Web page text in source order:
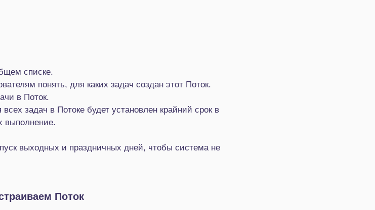
списке.
понять, для каких задач создан этот Поток.
в Поток.
задач в Потоке будет установлен крайний срок в
выполнение.
выходных и праздничных дней, чтобы система не
Поток